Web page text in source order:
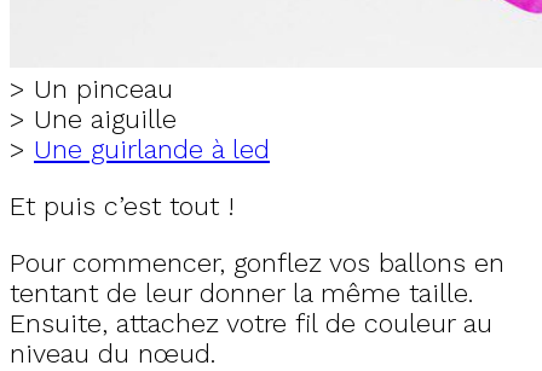
> Un pinceau
> Une aiguille
> Une guirlande à led
Et puis c’est tout !
Pour commencer, gonflez vos ballons en
tentant de leur donner la même taille.
Ensuite, attachez votre fil de couleur au
niveau du nœud.